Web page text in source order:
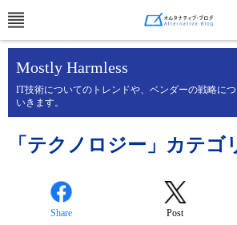
Mostly Harmless
IT技術についてのトレンドや、ベンダーの戦略に
いきます。
「テクノロジー」カテゴ
Share Post